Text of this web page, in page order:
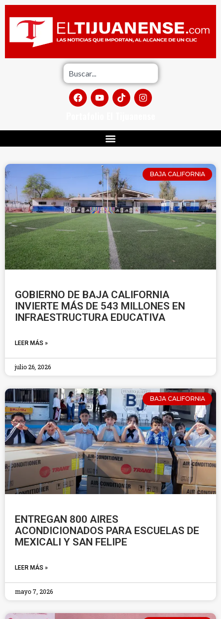
BAJA CALIFORNIA
GOBIERNO DE BAJA CALIFORNIA
INVIERTE MÁS DE 543 MILLONES EN
INFRAESTRUCTURA EDUCATIVA
LEER MÁS »
julio 26, 2026
BAJA CALIFORNIA
ENTREGAN 800 AIRES
ACONDICIONADOS PARA ESCUELAS DE
MEXICALI Y SAN FELIPE
LEER MÁS »
mayo 7, 2026